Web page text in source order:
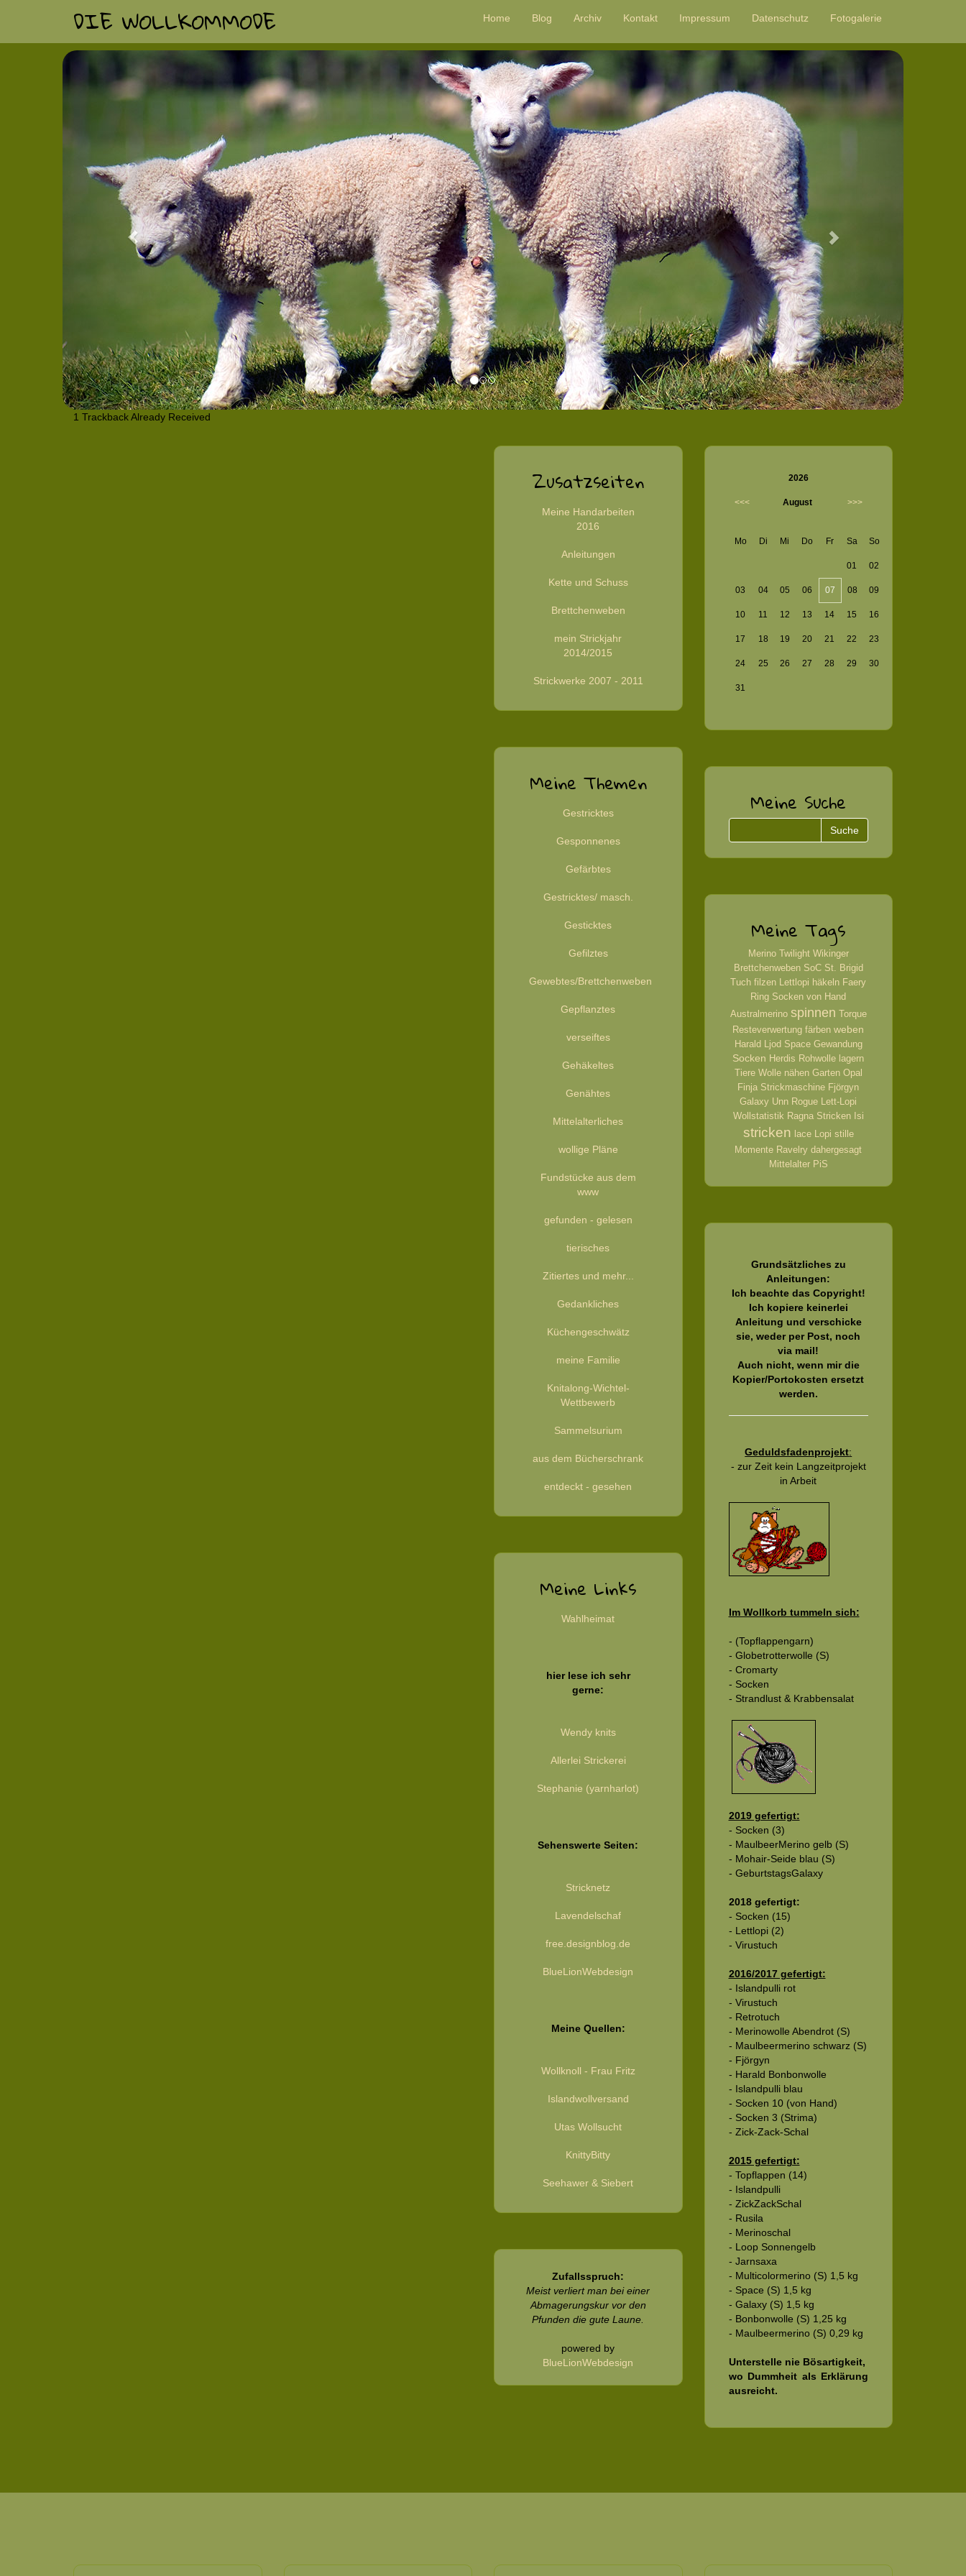
DIE WOLLKOMMODE Home Blog Archiv Kontakt Impressum Datenschutz Fotogalerie
Previous
1 Trackback Already Received
Zusatzseiten
Meine Handarbeiten
2016
Anleitungen
Kette und Schuss
Brettchenweben
mein Strickjahr
2014/2015
Strickwerke 2007 - 2011
Meine Themen
Gestricktes
Gesponnenes
Gefärbtes
Gestricktes/ masch.
Gesticktes
Gefilztes
Gewebtes/Brettchenweben
Gepflanztes
verseiftes
Gehäkeltes
Genähtes
Mittelalterliches
wollige Pläne
Fundstücke aus dem
www
gefunden - gelesen
tierisches
Zitiertes und mehr...
Gedankliches
Küchengeschwätz
meine Familie
Knitalong-Wichtel-
Wettbewerb
Sammelsurium
aus dem Bücherschrank
entdeckt - gesehen
Meine Links
Wahlheimat
hier lese ich sehr
gerne:
Wendy knits
Allerlei Strickerei
Stephanie (yarnharlot)
Sehenswerte Seiten:
Stricknetz
Lavendelschaf
free.designblog.de
BlueLionWebdesign
Meine Quellen:
Wollknoll - Frau Fritz
Islandwollversand
Utas Wollsucht
KnittyBitty
Seehawer & Siebert
Zufallsspruch:
Meist verliert man bei einer
Abmagerungskur vor den
Pfunden die gute Laune.
powered by
BlueLionWebdesign
2026
<<< August >>>
Mo Di Mi Do Fr Sa So
01 02
03 04 05 06 07 08 09
10 11 12 13 14 15 16
17 18 19 20 21 22 23
24 25 26 27 28 29 30
31
Meine Suche
Meine Tags
Merino Twilight Wikinger
Brettchenweben SoC St. Brigid
Tuch filzen Lettlopi häkeln Faery
Ring Socken von Hand
Australmerino spinnen Torque
Resteverwertung färben weben
Harald Ljod Space Gewandung
Socken Herdis Rohwolle lagern
Tiere Wolle nähen Garten Opal
Finja Strickmaschine Fjörgyn
Galaxy Unn Rogue Lett-Lopi
Wollstatistik Ragna Stricken Isi
stricken lace Lopi stille
Momente Ravelry dahergesagt
Mittelalter PiS
Grundsätzliches zu
Anleitungen:
Ich beachte das Copyright!
Ich kopiere keinerlei
Anleitung und verschicke
sie, weder per Post, noch
via mail!
Auch nicht, wenn mir die
Kopier/Portokosten ersetzt
werden.
Geduldsfadenprojekt:
- zur Zeit kein Langzeitprojekt
in Arbeit
Im Wollkorb tummeln sich:
- (Topflappengarn)
- Globetrotterwolle (S)
- Cromarty
- Socken
- Strandlust & Krabbensalat
2019 gefertigt:
- Socken (3)
- MaulbeerMerino gelb (S)
- Mohair-Seide blau (S)
- GeburtstagsGalaxy
2018 gefertigt:
- Socken (15)
- Lettlopi (2)
- Virustuch
2016/2017 gefertigt:
- Islandpulli rot
- Virustuch
- Retrotuch
- Merinowolle Abendrot (S)
- Maulbeermerino schwarz (S)
- Fjörgyn
- Harald Bonbonwolle
- Islandpulli blau
- Socken 10 (von Hand)
- Socken 3 (Strima)
- Zick-Zack-Schal
2015 gefertigt:
- Topflappen (14)
- Islandpulli
- ZickZackSchal
- Rusila
- Merinoschal
- Loop Sonnengelb
- Jarnsaxa
- Multicolormerino (S) 1,5 kg
- Space (S) 1,5 kg
- Galaxy (S) 1,5 kg
- Bonbonwolle (S) 1,25 kg
- Maulbeermerino (S) 0,29 kg
Unterstelle nie Bösartigkeit,
wo Dummheit als Erklärung
ausreicht.